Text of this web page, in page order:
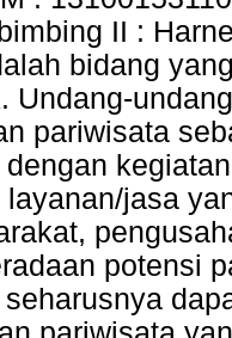
II :
bidang
Undang-
pariwisata
dengan
jasa
potensi